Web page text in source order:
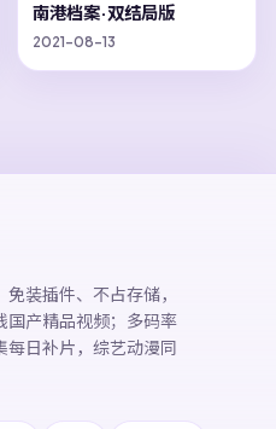
南港档案·双结局版
2021-08-13
免装插件、不占存储，
国产精品视频；多码率
每日补片，综艺动漫同